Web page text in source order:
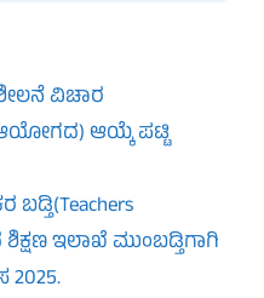
ವಿಚಾರ
ಆಯ್ಕೆ ಪಟ್ಟಿ
ಬಡ್ತಿ(Teachers
ಇಲಾಖೆ ಮುಂಬಡ್ತಿಗಾಗಿ